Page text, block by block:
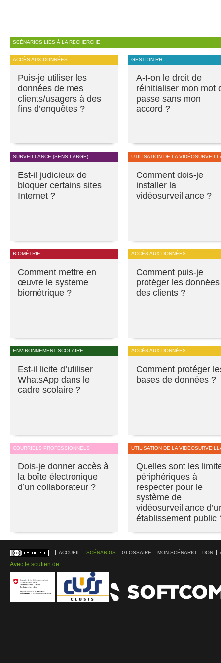
SCÉNARIOS LIÉS À LA RECHERCHE
ACCÈS AUX DONNÉES
Puis-je utiliser les
données de mes
clients/usagers à des
fins d’enquêtes ?
GESTION RH
A-t-on le droit de
réinitialiser mon mot
passe sans mon
accord ?
SURVEILLANCE (SENS LARGE)
Est-il judicieux de
bloquer certains sites
Internet ?
UTILISATION DE LA
Comment dois-je
installer la
vidéosurveillance ?
BIOMÉTRIE
Comment mettre en
œuvre le système
biométrique ?
ACCÈS AUX DONNÉES
Comment puis-je
protéger les données
des clients ?
ENVIRONNEMENT SCOLAIRE
Est-il licite d’utiliser
WhatsApp dans le
cadre scolaire ?
ACCÈS AUX DONNÉES
Comment protéger
bases de données ?
COURRIELS PROFESSIONNELS
Dois-je donner accès à
la boîte électronique
d’un collaborateur ?
UTILISATION DE LA
Quelles sont les
périphériques à
respecter pour le
système de
vidéosurveillance
établissement public
ACCUEIL SCÉNARIOS GLOSSAIRE MON SCÉNARIO DON
Avec le soutien de :